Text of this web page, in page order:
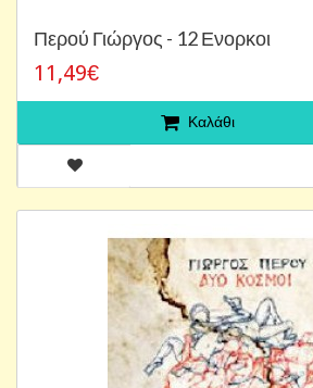
Περού Γιώργος - 12 Ενορκοι
11,49€
Καλάθι